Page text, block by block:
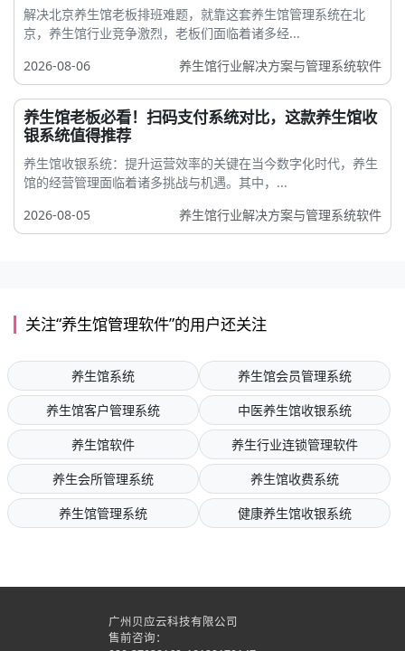
解决北京养生馆老板排班难题，就靠这套养生馆管理系统在北
京，养生馆行业竞争激烈，老板们面临着诸多经...
2026-08-06
养生馆行业解决方案与管理系统软件
养生馆老板必看！扫码支付系统对比，这款养生馆收
银系统值得推荐
养生馆收银系统：提升运营效率的关键在当今数字化时代，养生
馆的经营管理面临着诸多挑战与机遇。其中，...
2026-08-05
养生馆行业解决方案与管理系统软件
关注“养生馆管理软件”的用户还关注
养生馆系统
养生馆会员管理系统
养生馆客户管理系统
中医养生馆收银系统
养生馆软件
养生行业连锁管理软件
养生会所管理系统
养生馆收费系统
养生馆管理系统
健康养生馆收银系统
广州贝应云科技有限公司
售前咨询：